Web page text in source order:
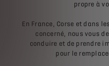
propre à
En France, Corse et dans
concerné, nous vous
conduire et de prendre
pour le